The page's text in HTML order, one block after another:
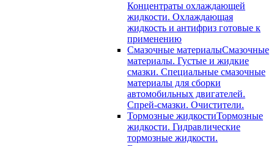
Концентраты охлаждающей
жидкости. Охлаждающая
жидкость и антифриз готовые к
применению
Смазочные материалыСмазочные
материалы. Густые и жидкие
смазки. Специальные смазочные
материалы для сборки
автомобильных двигателей.
Спрей-смазки. Очистители.
Тормозные жидкостиТормозные
жидкости. Гидравлические
тормозные жидкости.